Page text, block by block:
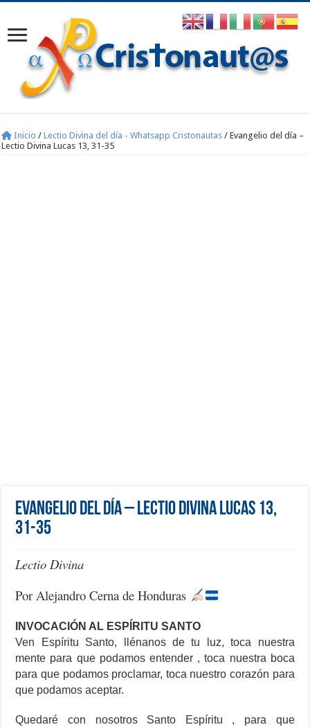
Inicio / Lectio Divina del día - Whatsapp Cristonautas / Evangelio del día –
Lectio Divina Lucas 13, 31-35
Evangelio del día – Lectio Divina Lucas 13,
31-35
Lectio Divina
Por Alejandro Cerna de Honduras
INVOCACIÓN AL ESPÍRITU SANTO
Ven Espíritu Santo, llénanos de tu luz, toca nuestra
mente para que podamos entender , toca nuestra boca
para que podamos proclamar, toca nuestro corazón para
que podamos aceptar.
Quedaré con nosotros Santo Espíritu , para que